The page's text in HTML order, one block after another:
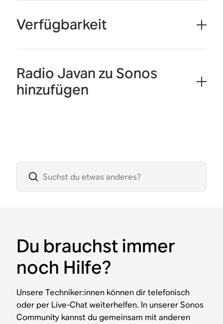
Verfügbarkeit
Radio Javan zu Sonos
hinzufügen
Du brauchst immer
noch Hilfe?
Unsere Techniker:innen können dir telefonisch
oder per Live-Chat weiterhelfen. In unserer Sonos
Community kannst du gemeinsam mit anderen